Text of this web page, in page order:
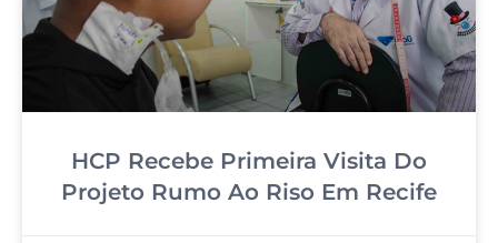
HCP Recebe Primeira Visita Do
Projeto Rumo Ao Riso Em Recife